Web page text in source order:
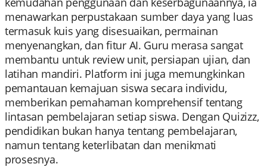
menawarkan perpustakaan sumber daya yang luas
termasuk kuis yang disesuaikan, permainan
menyenangkan, dan fitur AI. Guru merasa sangat
membantu untuk review unit, persiapan ujian, dan
latihan mandiri. Platform ini juga memungkinkan
pemantauan kemajuan siswa secara individu,
memberikan pemahaman komprehensif tentang
lintasan pembelajaran setiap siswa. Dengan Quizizz,
pendidikan bukan hanya tentang pembelajaran,
namun tentang keterlibatan dan menikmati
prosesnya.